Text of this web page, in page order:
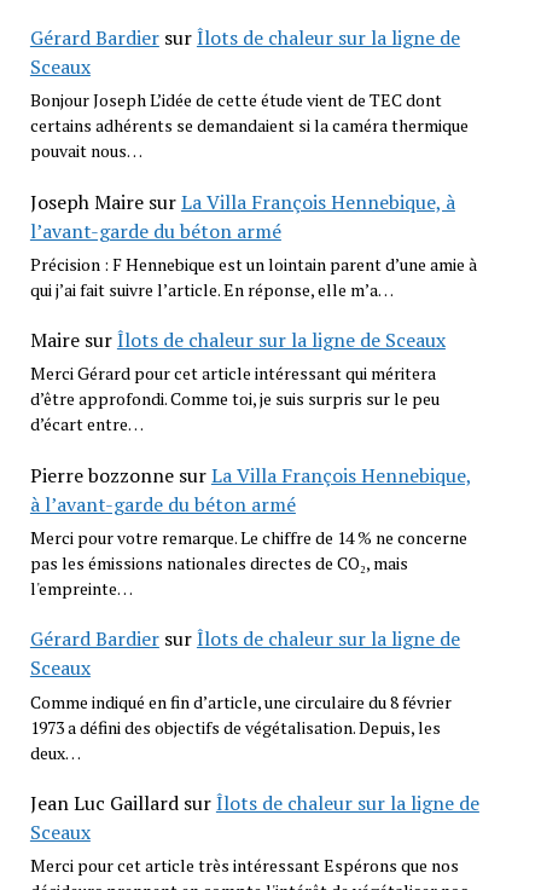
Gérard BardiersurÎlots de chaleur sur la ligne de
Sceaux
Bonjour Joseph L’idée de cette étude vient de TEC dont
certains adhérents se demandaient si la caméra thermique
pouvait nous…
Joseph MairesurLa Villa François Hennebique, à
l’avant-garde du béton armé
Précision : F Hennebique est un lointain parent d’une amie à
qui j’ai fait suivre l’article. En réponse, elle m’a…
MairesurÎlots de chaleur sur la ligne de Sceaux
Merci Gérard pour cet article intéressant qui méritera
d’être approfondi. Comme toi, je suis surpris sur le peu
d’écart entre…
Pierre bozzonnesurLa Villa François Hennebique,
à l’avant-garde du béton armé
Merci pour votre remarque. Le chiffre de 14 % ne concerne
pas les émissions nationales directes de CO₂, mais
l'empreinte…
Gérard BardiersurÎlots de chaleur sur la ligne de
Sceaux
Comme indiqué en fin d’article, une circulaire du 8 février
1973 a défini des objectifs de végétalisation. Depuis, les
deux…
Jean Luc GaillardsurÎlots de chaleur sur la ligne de
Sceaux
Merci pour cet article très intéressant Espérons que nos